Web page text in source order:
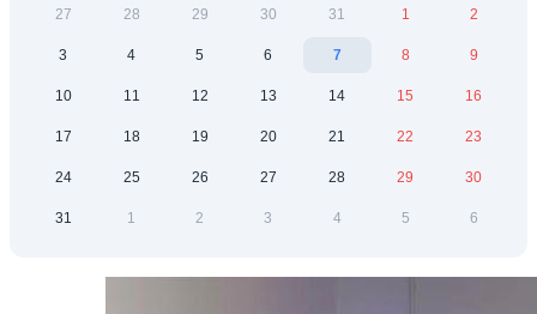
27 28 29 30 31 1 2
3 4 5 6 7 8 9
10 11 12 13 14 15 16
17 18 19 20 21 22 23
24 25 26 27 28 29 30
31 1 2 3 4 5 6